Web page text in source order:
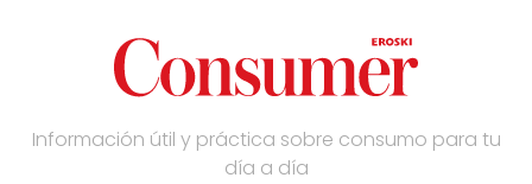
Información útil y práctica sobre consumo para tu
día a día